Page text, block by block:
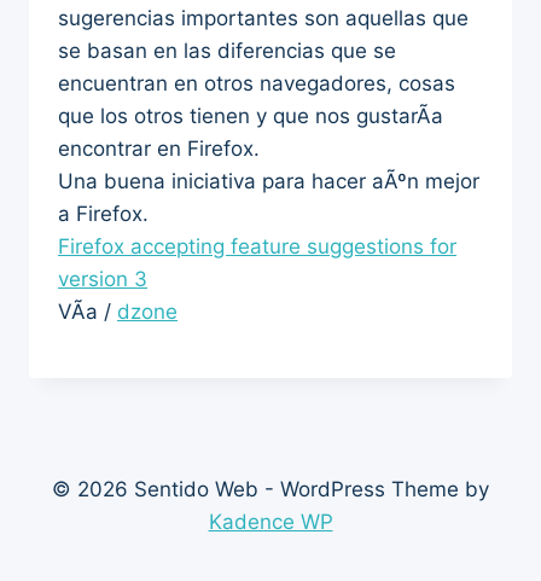
sugerencias importantes son aquellas que
se basan en las diferencias que se
encuentran en otros navegadores, cosas
que los otros tienen y que nos gustarÃ­a
encontrar en Firefox.
Una buena iniciativa para hacer aÃºn mejor
a Firefox.
Firefox accepting feature suggestions for
version 3
VÃ­a / dzone
© 2026 Sentido Web - WordPress Theme by
Kadence WP